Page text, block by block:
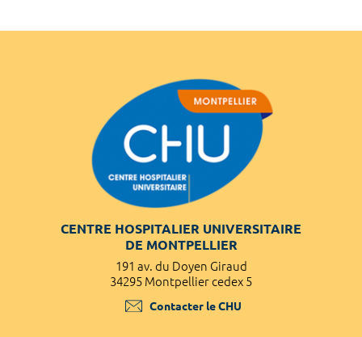
CENTRE HOSPITALIER UNIVERSITAIRE
DE MONTPELLIER
191 av. du Doyen Giraud
34295 Montpellier cedex 5
Contacter le CHU